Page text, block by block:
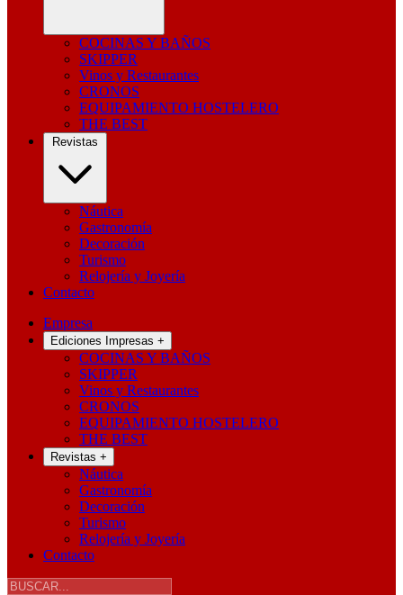
COCINAS Y BAÑOS
SKIPPER
Vinos y Restaurantes
CRONOS
EQUIPAMIENTO HOSTELERO
THE BEST
Revistas
Náutica
Gastronomía
Decoración
Turismo
Relojería y Joyería
Contacto
Empresa
Ediciones Impresas +
COCINAS Y BAÑOS
SKIPPER
Vinos y Restaurantes
CRONOS
EQUIPAMIENTO HOSTELERO
THE BEST
Revistas +
Náutica
Gastronomía
Decoración
Turismo
Relojería y Joyería
Contacto